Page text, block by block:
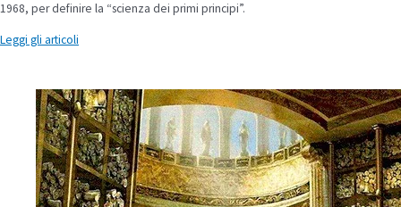
1968, per definire la “scienza dei primi principi”.
Leggi gli articoli